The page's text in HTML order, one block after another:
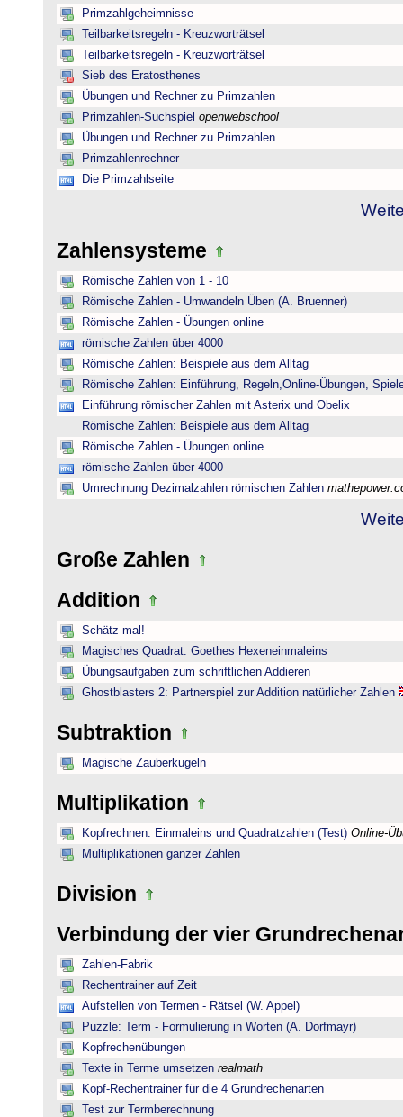
Primzahlgeheimnisse
Teilbarkeitsregeln - Kreuzworträtsel
Teilbarkeitsregeln - Kreuzworträtsel
Sieb des Eratosthenes
Übungen und Rechner zu Primzahlen
Primzahlen-Suchspiel openwebschool
Übungen und Rechner zu Primzahlen
Primzahlenrechner
Die Primzahlseite
Zahlensysteme
Römische Zahlen von 1 - 10
Römische Zahlen - Umwandeln Üben (A. Bruenner)
Römische Zahlen - Übungen online
römische Zahlen über 4000
Römische Zahlen: Beispiele aus dem Alltag
Römische Zahlen: Einführung, Regeln,Online-Übungen,
Einführung römischer Zahlen mit Asterix und Obelix
Römische Zahlen: Beispiele aus dem Alltag
Römische Zahlen - Übungen online
römische Zahlen über 4000
Umrechnung Dezimalzahlen römischen Zahlen
Große Zahlen
Addition
Schätz mal!
Magisches Quadrat: Goethes Hexeneinmaleins
Übungsaufgaben zum schriftlichen Addieren
Ghostblasters 2: Partnerspiel zur Addition natürlicher Zahlen
Subtraktion
Magische Zauberkugeln
Multiplikation
Kopfrechnen: Einmaleins und Quadratzahlen (Test) Online-
Multiplikationen ganzer Zahlen
Division
Verbindung der vier
Zahlen-Fabrik
Rechentrainer auf Zeit
Aufstellen von Termen - Rätsel (W. Appel)
Puzzle: Term - Formulierung in Worten (A. Dorfmayr)
Kopfrechenübungen
Texte in Terme umsetzen realmath
Kopf-Rechentrainer für die 4 Grundrechenarten
Test zur Termberechnung